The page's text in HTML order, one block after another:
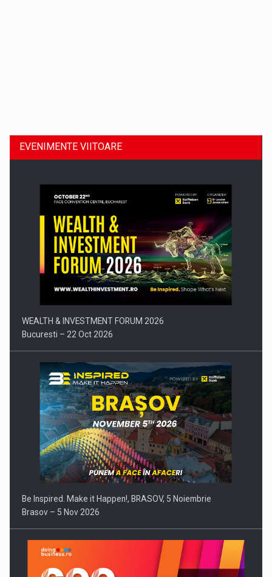
Comunicat de presa: Joburile part-time reincep sa intre pe…
EVENIMENTE VIITOARE
WEALTH & INVESTMENT FORUM 2026
Bucuresti – 22 Oct 2026
Be Inspired. Make it Happen!, BRASOV, 5 Noiembrie
Brasov – 5 Nov 2026